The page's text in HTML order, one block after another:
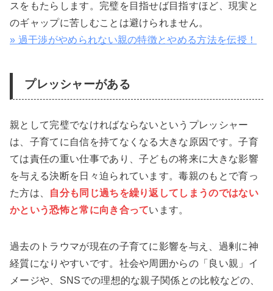
スをもたらします。完璧を目指せば目指すほど、現実と
のギャップに苦しむことは避けられません。
» 過干渉がやめられない親の特徴とやめる方法を伝授！
プレッシャーがある
親として完璧でなければならないというプレッシャー
は、子育てに自信を持てなくなる大きな原因です。子育
ては責任の重い仕事であり、子どもの将来に大きな影響
を与える決断を日々迫られています。毒親のもとで育っ
た方は、
自分も同じ過ちを繰り返してしまうのではない
かという恐怖と常に向き合っています。
過去のトラウマが現在の子育てに影響を与え、過剰に神
経質になりやすいです。社会や周囲からの「良い親」イ
メージや、SNSでの理想的な親子関係との比較などの、